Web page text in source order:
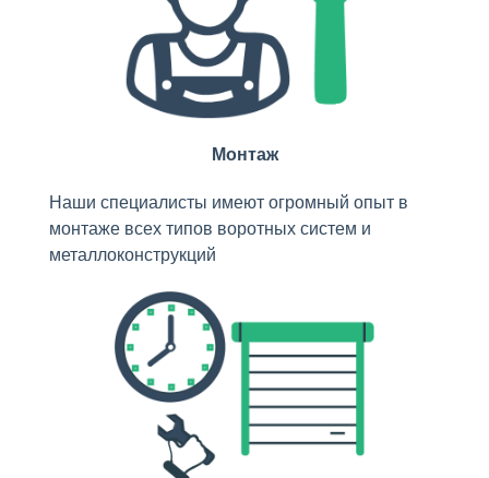
Монтаж
Наши специалисты имеют огромный опыт в
монтаже всех типов воротных систем и
металлоконструкций